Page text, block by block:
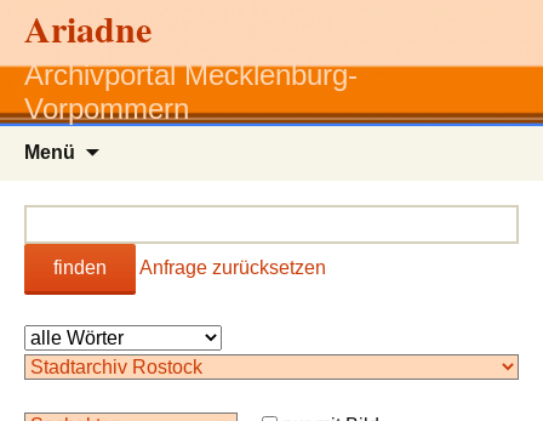
Ariadne
Archivportal Mecklenburg-
Vorpommern
Menü
finden Anfrage zurücksetzen